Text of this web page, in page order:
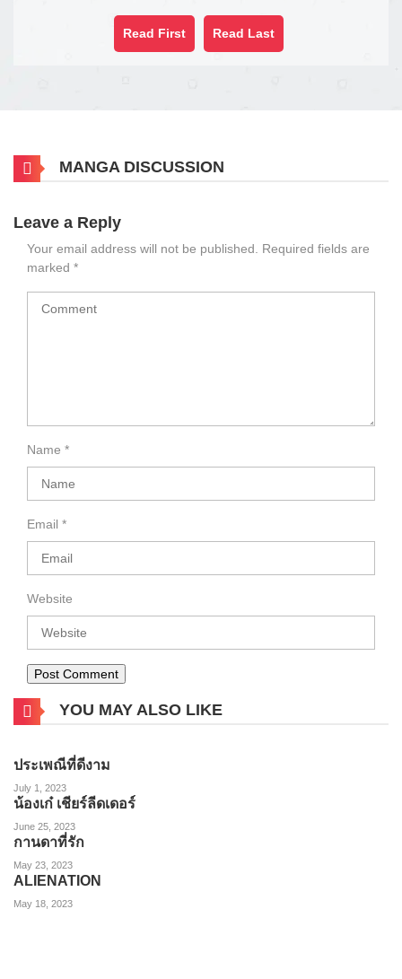
Read First Read Last
MANGA DISCUSSION
Leave a Reply
Your email address will not be published. Required fields are
marked *
Name *
Email *
Website
YOU MAY ALSO LIKE
ประเพณีที่ดีงาม
July 1, 2023
น้องเก๋ เชียร์ลีดเดอร์
June 25, 2023
กานดาที่รัก
May 23, 2023
ALIENATION
May 18, 2023